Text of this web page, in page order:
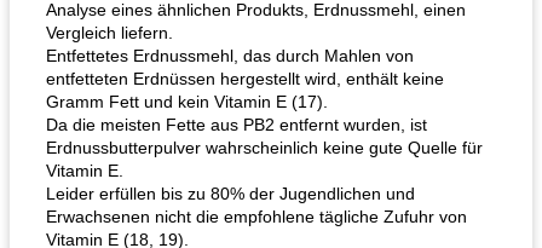
Analyse eines ähnlichen Produkts, Erdnussmehl, einen
Vergleich liefern.
Entfettetes Erdnussmehl, das durch Mahlen von
entfetteten Erdnüssen hergestellt wird, enthält keine
Gramm Fett und kein Vitamin E (17).
Da die meisten Fette aus PB2 entfernt wurden, ist
Erdnussbutterpulver wahrscheinlich keine gute Quelle für
Vitamin E.
Leider erfüllen bis zu 80% der Jugendlichen und
Erwachsenen nicht die empfohlene tägliche Zufuhr von
Vitamin E (18, 19).